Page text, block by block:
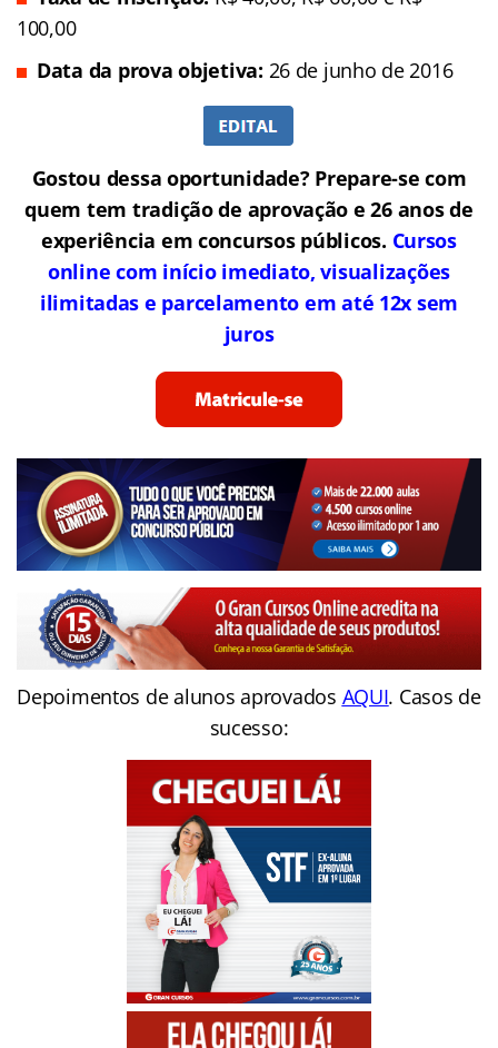
100,00
Data da prova objetiva: 26 de junho de 2016
Gostou dessa oportunidade? Prepare-se com
quem tem tradição de aprovação e 26 anos de
experiência em concursos públicos. Cursos
online com início imediato, visualizações
ilimitadas e parcelamento em até 12x sem
juros
Depoimentos de alunos aprovados AQUI. Casos de
sucesso: